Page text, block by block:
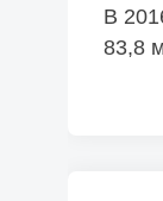
В
83,8